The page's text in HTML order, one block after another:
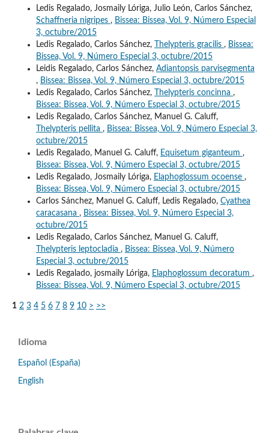
Ledis Regalado, Josmaily Lóriga, Julio León, Carlos Sánchez,
Schaffneria nigripes , Bissea: Bissea, Vol. 9, Número Especial
3, octubre/2015
Ledis Regalado, Carlos Sánchez,
Thelypteris gracilis , Bissea:
Bissea, Vol. 9, Número Especial 3, octubre/2015
Leidis Regalado, Carlos Sánchez, Adiantopsis parvisegmenta
, Bissea: Bissea, Vol. 9, Número Especial 3, octubre/2015
Ledis Regalado, Carlos Sánchez,
Thelypteris concinna ,
Bissea: Bissea, Vol. 9, Número Especial 3, octubre/2015
Ledis Regalado, Carlos Sánchez, Manuel G. Caluff,
Thelypteris pellita , Bissea: Bissea, Vol. 9, Número Especial 3,
octubre/2015
Ledis Regalado, Manuel G. Caluff, Equisetum giganteum ,
Bissea: Bissea, Vol. 9, Número Especial 3, octubre/2015
Ledis Regalado, Josmaily Lóriga, Elaphoglossum ocoense ,
Bissea: Bissea, Vol. 9, Número Especial 3, octubre/2015
Carlos Sánchez, Manuel G. Caluff, Ledis Regalado, Cyathea
caracasana , Bissea: Bissea, Vol. 9, Número Especial 3,
octubre/2015
Ledis Regalado, Carlos Sánchez, Manuel G. Caluff,
Thelypteris leptocladia , Bissea: Bissea, Vol. 9, Número
Especial 3, octubre/2015
Ledis Regalado, josmaily Lóriga, Elaphoglossum decoratum ,
Bissea: Bissea, Vol. 9, Número Especial 3, octubre/2015
1 2 3 4 5 6 7 8 9 10 > >>
Idioma
Español (España)
English